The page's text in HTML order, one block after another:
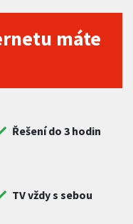
máte
Řešení do 3 hodin
TV vždy s sebou